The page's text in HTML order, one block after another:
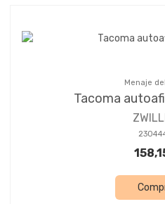
Menaje
Tacoma